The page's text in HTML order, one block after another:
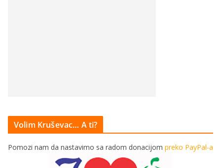
Volim Kruševac… A ti?
Pomozi nam da nastavimo sa radom donacijom preko PayPal-a